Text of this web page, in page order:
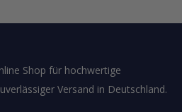
Shop für hochwertige
Versand in Deutschland.